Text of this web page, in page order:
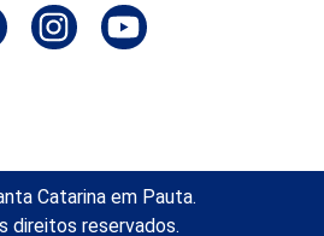
Catarina em Pauta.
direitos reservados.